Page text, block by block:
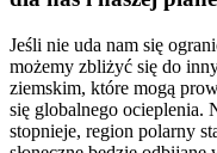
Jeśli nie uda nam się
możemy zbliżyć się do
ziemskim, które mogą
się globalnego ocieplenia.
stopnieje, region polarny